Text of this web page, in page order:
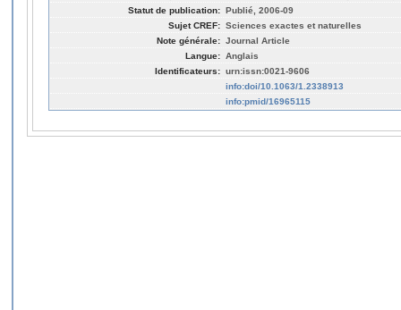
Statut de publication: Publié, 2006-09
Sujet CREF: Sciences exactes et naturelles
Note générale: Journal Article
Langue: Anglais
Identificateurs: urn:issn:0021-9606
info:doi/10.1063/1.2338913
info:pmid/16965115